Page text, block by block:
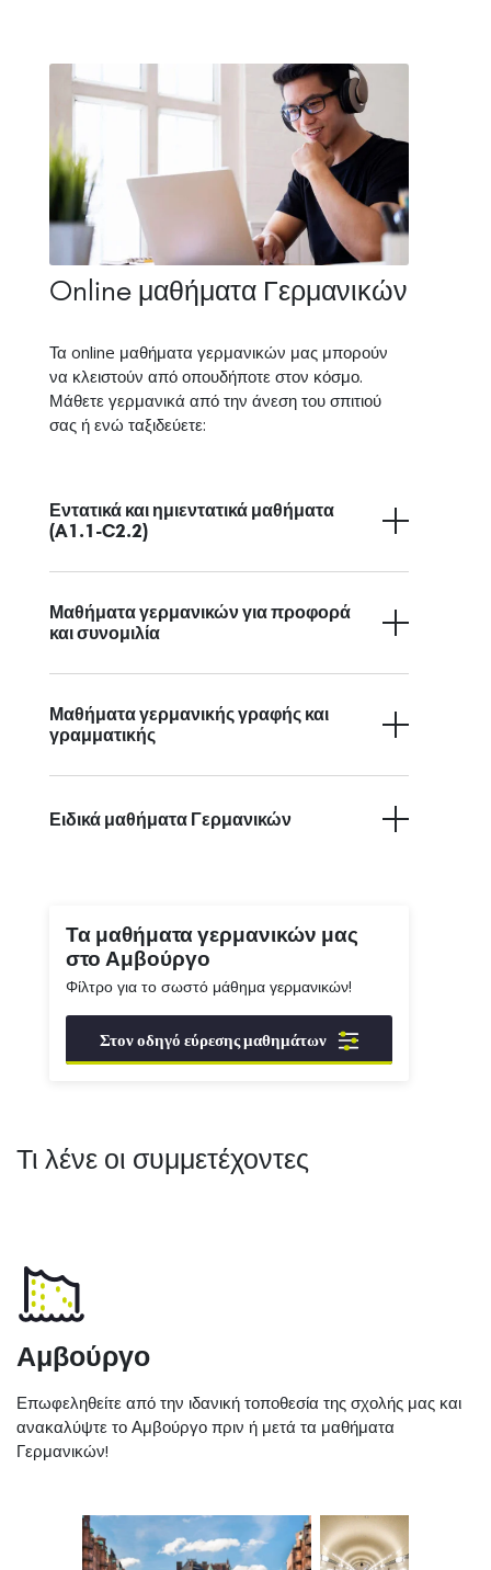
Online μαθήματα Γερμανικών
Τα online μαθήματα γερμανικών μας μπορούν
να κλειστούν από οπουδήποτε στον κόσμο.
Μάθετε γερμανικά από την άνεση του σπιτιού
σας ή ενώ ταξιδεύετε:
Εντατικά και ημιεντατικά μαθήματα
(A1.1-C2.2)
Μαθήματα γερμανικών για προφορά
και συνομιλία
Μαθήματα γερμανικής γραφής και
γραμματικής
Ειδικά μαθήματα Γερμανικών
Τα μαθήματα γερμανικών μας
στο Αμβούργο
Φίλτρο για το σωστό μάθημα γερμανικών!
Στον οδηγό εύρεσης μαθημάτων
Τι λένε οι συμμετέχοντες
Αμβούργο
Επωφεληθείτε από την ιδανική τοποθεσία της σχολής μας και
ανακαλύψτε το Αμβούργο πριν ή μετά τα μαθήματα
Γερμανικών!